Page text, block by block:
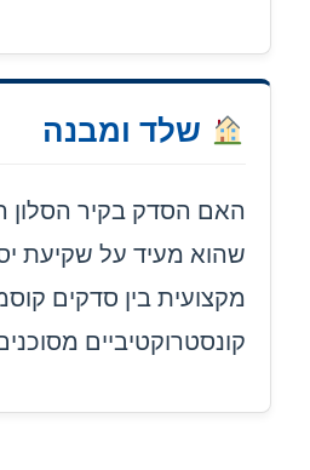
שלד ומבנה
האם הסדק בקיר הסלון
שהוא מעיד על שקיעת
מקצועית בין סדקים
קונסטרוקטיביים